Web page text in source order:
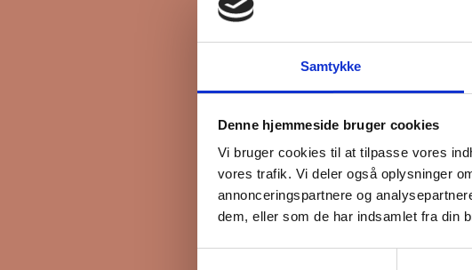
Samtykke
Denne hjemmeside bruger cookies
Vi bruger cookies til at tilpasse vores
vores trafik. Vi deler også oplysninger
annonceringspartnere og
dem, eller som de har indsamlet fra din
Efternavn
*
Ejerboliger